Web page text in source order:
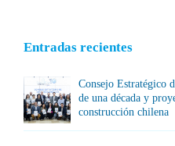
Entradas recientes
Consejo Estratégico
de una década y
construcción chilena